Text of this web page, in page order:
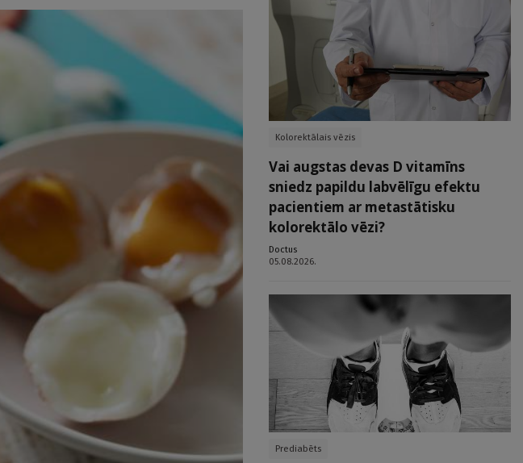
Kolorektālais vēzis
Vai augstas devas D vitamīns
sniedz papildu labvēlīgu efektu
pacientiem ar metastātisku
kolorektālo vēzi?
Doctus
05.08.2026.
Prediabēts